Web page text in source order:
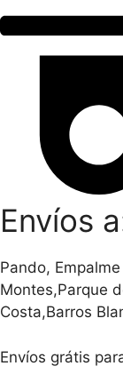
Envíos
Pando,
Montes,Parque
Costa,Barros
Envíos grátis